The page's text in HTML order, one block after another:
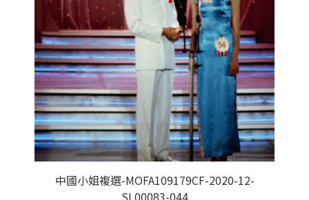
中國小姐複選-MOFA109179CF-2020-12-
SL00083-044